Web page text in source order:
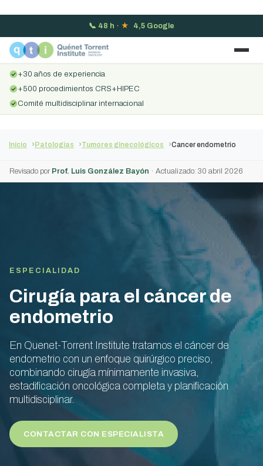
📞 48 h · ★ 4,5 Google
+30 años de experiencia
+500 procedimientos CRS+HIPEC
Comité multidisciplinar internacional
Inicio Patologías Tumores ginecológicos Cancer endometrio
Revisado por Prof. Luis González Bayón · Actualizado: 30 abril 2026
ESPECIALIDAD
Cirugía para el cáncer de
endometrio
En Quenet-Torrent Institute tratamos el cáncer de
endometrio con un enfoque quirúrgico preciso,
combinando cirugía mínimamente invasiva,
estadificación oncológica completa y planificación
multidisciplinar.
CONTACTAR CON ESPECIALISTA